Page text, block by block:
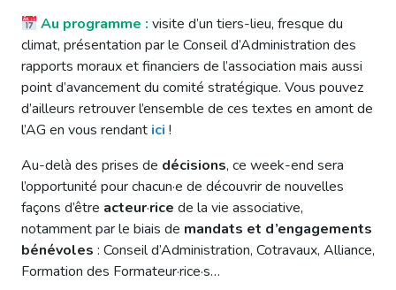
Au programme : visite d’un tiers-lieu, fresque du
climat, présentation par le Conseil d’Administration des
rapports moraux et financiers de l’association mais aussi
point d’avancement du comité stratégique. Vous pouvez
d’ailleurs retrouver l’ensemble de ces textes en amont de
l’AG en vous rendant ici !
Au-delà des prises de décisions, ce week-end sera
l’opportunité pour chacun·e de découvrir de nouvelles
façons d’être acteur·rice de la vie associative,
notamment par le biais de mandats et d’engagements
bénévoles : Conseil d’Administration, Cotravaux, Alliance,
Formation des Formateur·rice·s…